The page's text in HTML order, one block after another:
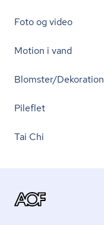
Foto og video
Motion i vand
Blomster/Dekoration
Pileflet
Tai Chi